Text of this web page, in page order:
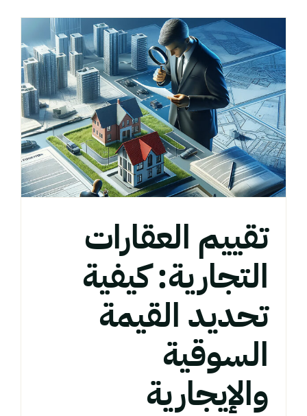
تقييم العقارات
التجارية: كيفية
تحديد القيمة
السوقية
والإيجارية